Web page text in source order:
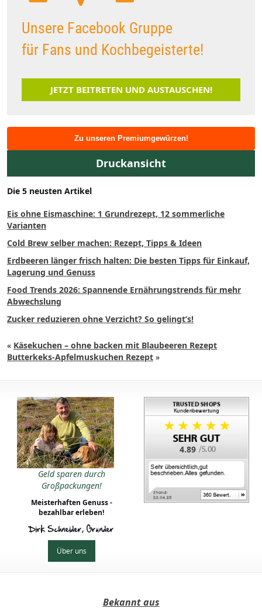
Unsere Facebook Gruppe
für Fans und Kochbegeisterte!
JETZT BEITRETEN UND AUSTAUSCHEN!
Zu unseren Premiumgewürzen!
Druckansicht
Die 5 neusten Artikel
Eis ohne Eismaschine: 1 Grundrezept, 12 sommerliche
Varianten
Cold Brew selber machen: Rezept, Tipps & Ideen
Erdbeeren länger frisch halten: Die besten Tipps für Einkauf,
Lagerung und Genuss
Food Trends 2026: Spannende Ernährungstrends für mehr
Abwechslung
Zucker reduzieren ohne Verzicht? So gelingt’s!
« Käsekuchen – ohne backen mit Blaubeeren Rezept
Butterkeks-Apfelmuskuchen Rezept »
Geld sparen durch
Großpackungen!
Meisterhaften Genuss -
bezahlbar erleben!
Dirk Schneider, Gründer
Über uns
4.89
Bekannt aus